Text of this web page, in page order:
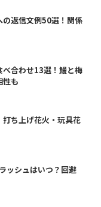
の返信文例50選！関係
べ合わせ13選！鰻と梅
性も
打ち上げ花火・玩具花
ッシュはいつ？回避